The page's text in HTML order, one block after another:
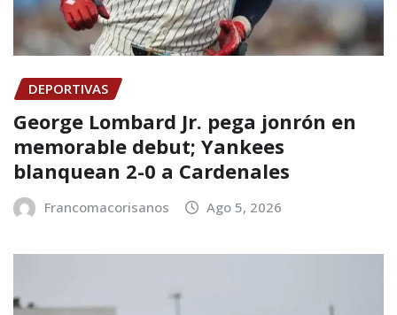
DEPORTIVAS
George Lombard Jr. pega jonrón en
memorable debut; Yankees
blanquean 2-0 a Cardenales
Francomacorisanos Ago 5, 2026